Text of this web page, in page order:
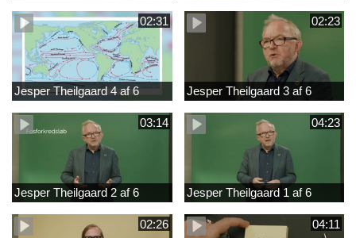
02:31
Jesper Theilgaard 4 af 6
02:23
Jesper Theilgaard 3 af 6
03:14
Jesper Theilgaard 2 af 6
04:23
Jesper Theilgaard 1 af 6
02:26 04:11